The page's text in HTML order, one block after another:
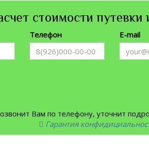
стоимости путевки
Телефон E-mail
Вам по телефону, уточнит
Гарантия